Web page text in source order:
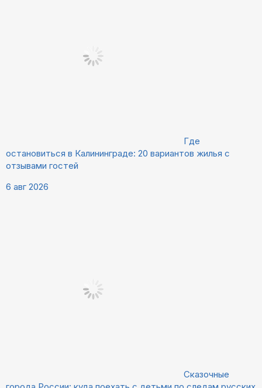
Где
остановиться в Калининграде: 20 вариантов жилья с
отзывами гостей
6 авг 2026
Сказочные